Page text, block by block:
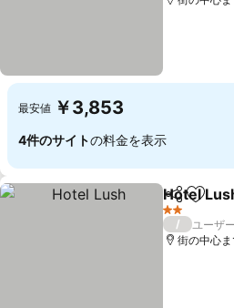
最安値 ￥3,853
4件のサイトの料金を表示
シェアお気
Hotel
2 ホテルのラン
/
ユーザ
街の中心